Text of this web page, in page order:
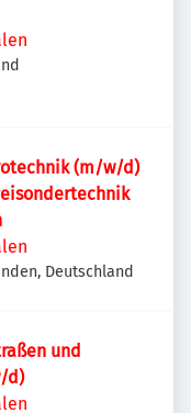
(m/w/d)
Deutschland
und
d)